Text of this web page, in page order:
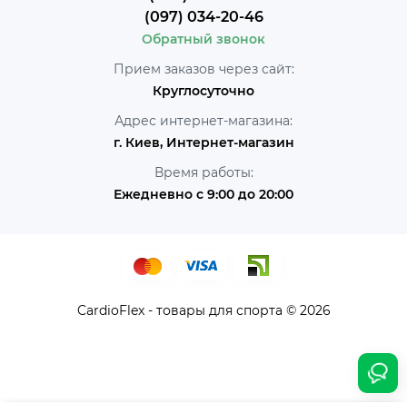
(097) 034-20-46
Обратный звонок
Прием заказов через сайт:
Круглосуточно
Адрес интернет-магазина:
г. Киев, Интернет-магазин
Время работы:
Ежедневно с 9:00 до 20:00
CardioFlex - товары для спорта © 2026